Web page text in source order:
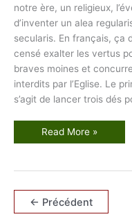
notre ère, un religieux,
d’inventer un alea
secularis. En français, ça
censé exalter les vertus
braves moines et
interdits par l’Eglise. Le
s’agit de lancer trois dés
T
L
o
t
Read More »
← Précédent